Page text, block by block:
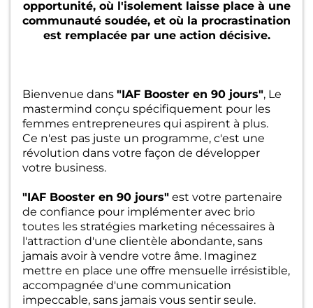
opportunité, où l'isolement laisse place à une
communauté soudée, et où la procrastination
est remplacée par une action décisive.
Bienvenue dans "IAF Booster en 90 jours", Le
mastermind conçu spécifiquement pour les
femmes entrepreneures qui aspirent à plus.
Ce n'est pas juste un programme, c'est une
révolution dans votre façon de développer
votre business.
"IAF Booster en 90 jours" est votre partenaire
de confiance pour implémenter avec brio
toutes les stratégies marketing nécessaires à
l'attraction d'une clientèle abondante, sans
jamais avoir à vendre votre âme. Imaginez
mettre en place une offre mensuelle irrésistible,
accompagnée d'une communication
impeccable, sans jamais vous sentir seule.